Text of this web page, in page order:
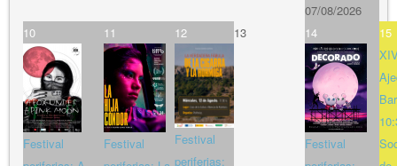
07/08/2026
10
Festival
11
Festival
12
Festival
periferias:
13 14
Festival
15